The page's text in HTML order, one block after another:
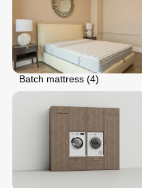
Batch mattress (4)